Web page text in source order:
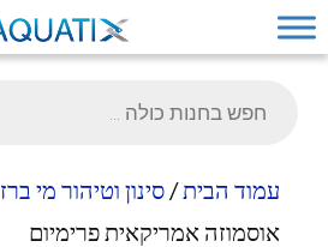
עמוד הבית/סינון וטיהור מי ברז
אוסמוזה אמריקאית פרימיום